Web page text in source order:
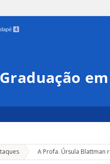
4
» A Profa. Úrsula Blattman